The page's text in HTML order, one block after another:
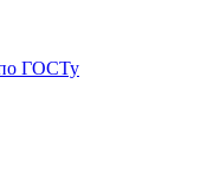
по ГОСТу